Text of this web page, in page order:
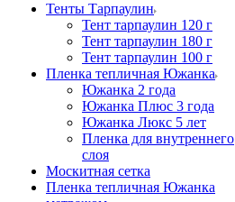
Тенты Тарпаулин
Тент тарпаулин 120 г
Тент тарпаулин 180 г
Тент тарпаулин 100 г
Пленка тепличная Южанка
Южанка 2 года
Южанка Плюс 3 года
Южанка Люкс 5 лет
Пленка для внутреннего
слоя
Москитная сетка
Пленка тепличная Южанка